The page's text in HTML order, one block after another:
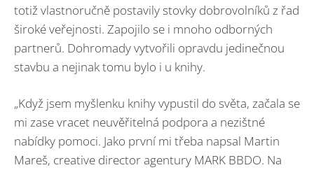
totiž vlastnoručně postavily stovky dobrovolníků z řad
široké veřejnosti. Zapojilo se i mnoho odborných
partnerů. Dohromady vytvořili opravdu jedinečnou
stavbu a nejinak tomu bylo i u knihy.
„Když jsem myšlenku knihy vypustil do světa, začala se
mi zase vracet neuvěřitelná podpora a nezištné
nabídky pomoci. Jako první mi třeba napsal Martin
Mareš, creative director agentury MARK BBDO. Na